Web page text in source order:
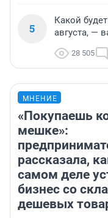
5
Какой
августа, —
28 505
МНЕНИЕ
«Покупаешь
мешке»:
рассказала,
самом деле
бизнес со
дешевых